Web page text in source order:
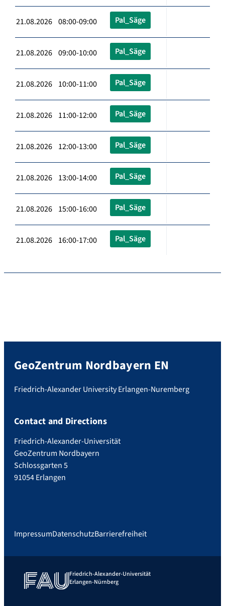
21.08.2026 08:00-09:00 Pal_Säge
21.08.2026 09:00-10:00 Pal_Säge
21.08.2026 10:00-11:00 Pal_Säge
21.08.2026 11:00-12:00 Pal_Säge
21.08.2026 12:00-13:00 Pal_Säge
21.08.2026 13:00-14:00 Pal_Säge
21.08.2026 15:00-16:00 Pal_Säge
21.08.2026 16:00-17:00 Pal_Säge
GeoZentrum Nordbayern EN
Friedrich-Alexander University Erlangen-Nuremberg
Contact and Directions
Friedrich-Alexander-Universität
GeoZentrum Nordbayern
Schlossgarten 5
91054 Erlangen
ImpressumDatenschutzBarrierefreiheit
Friedrich-Alexander-Universität
Erlangen-Nürnberg